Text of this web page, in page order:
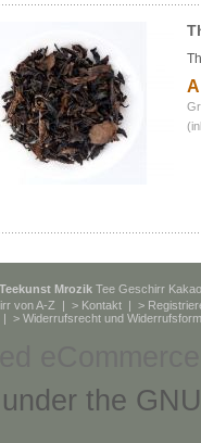
Teekunst Mrozik Tee Geschirr
von A-Z | > Kontakt | >
| > Widerrufsrecht und
the